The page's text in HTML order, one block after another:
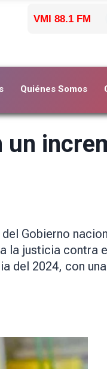
VMI 88.1 FM
Quiénes Somos
Gobierno
la justicia contra
del 2024, con